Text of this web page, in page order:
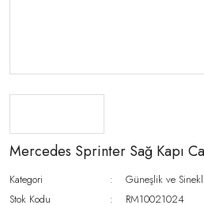
Mercedes Sprinter Sağ Kapı
Kategori
Güneşlik ve
Stok Kodu
RM10021024